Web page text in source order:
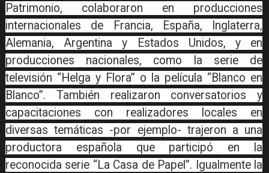
Patrimonio, colaboraron en producciones
internacionales de Francia, España, Inglaterra,
Alemania, Argentina y Estados Unidos, y en
producciones nacionales, como la serie de
televisión “Helga y Flora” o la película “Blanco en
Blanco”. También realizaron conversatorios y
capacitaciones con realizadores locales en
diversas temáticas -por ejemplo- trajeron a una
productora española que participó en la
reconocida serie “La Casa de Papel”. Igualmente la